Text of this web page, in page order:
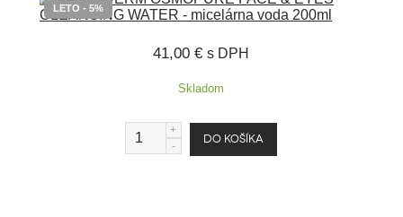
LETO - 5%
41,00 € s DPH
Skladom